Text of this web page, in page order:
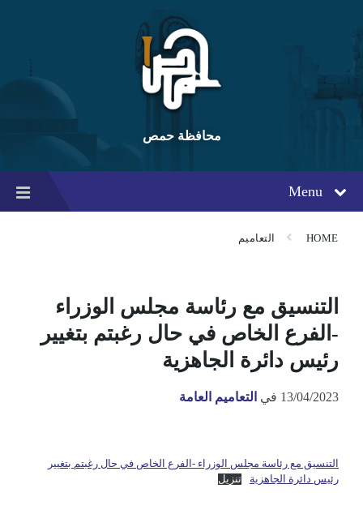
content
main
navigation
footer
محافظة حمص
Menu
HOME التعاميم
التنسيق مع رئاسة مجلس الوزراء
-الفرع الخاص في حال رغبتم بتغيير
رئيس دائرة الجاهزية
13/04/2023 في التعاميم العامة
التنسيق مع رئاسة مجلس الوزراء -الفرع الخاص في حال رغبتم بتغيير
رئيس دائرة الجاهزية
تنزيل